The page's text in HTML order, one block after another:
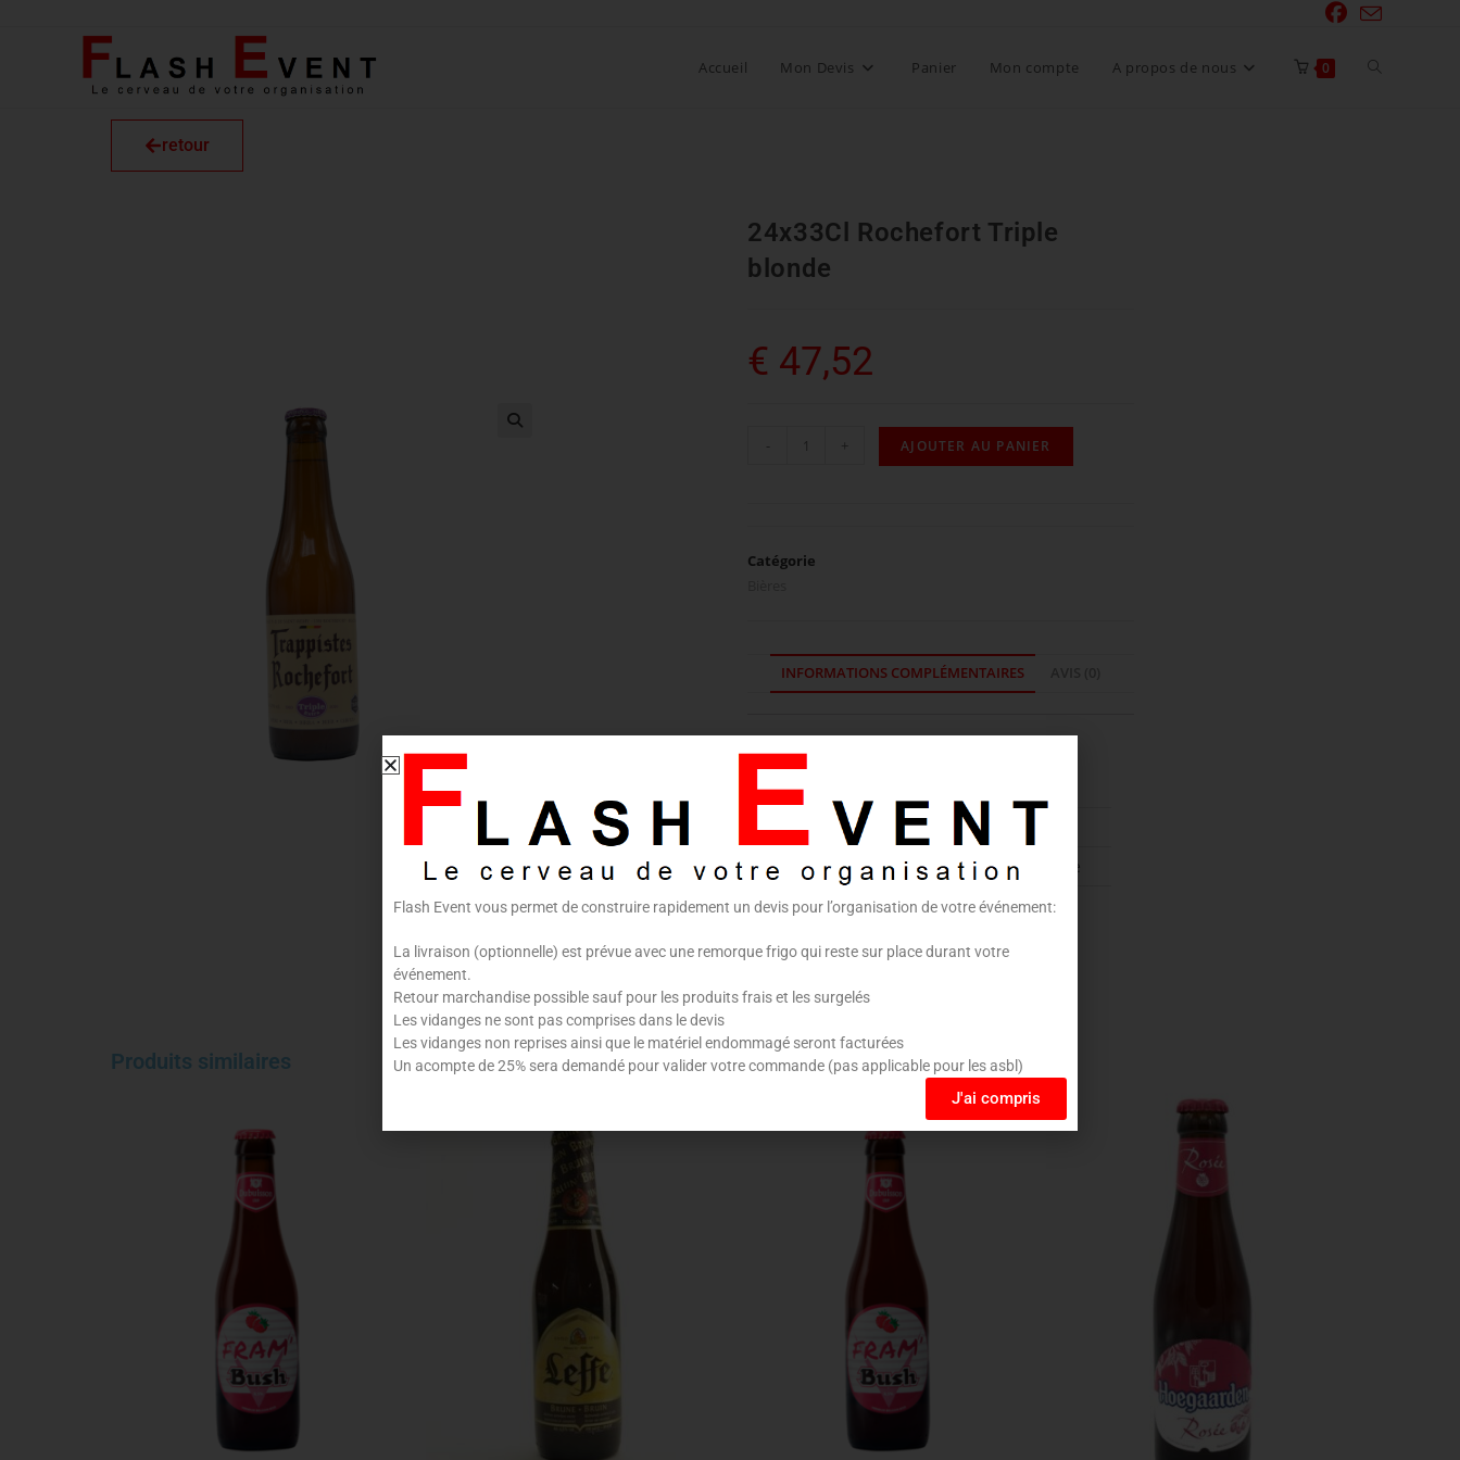
Accueil Mon Devis Panier Mon compte A propos de nous 0
retour
24x33Cl Rochefort Triple
blonde
€ 47,52
- + AJOUTER AU PANIER
Catégorie
INFORMATIONS COMPLÉMENTAIRES
Informations complémentaires
CONDITIONNEMENT
CLASSIFICATION
Bière blonde
Produits similaires
Flash Event vous permet de construire rapidement un devis pour l’organisation de votre événement:
La livraison (optionnelle) est prévue avec une remorque frigo qui reste sur place durant votre
événement.
Retour marchandise possible sauf pour les produits frais et les surgelés
Les vidanges ne sont pas comprises dans le devis
Les vidanges non reprises ainsi que le matériel endommagé seront facturées
Un acompte de 25% sera demandé pour valider votre commande (pas applicable pour les asbl)
J'ai compris